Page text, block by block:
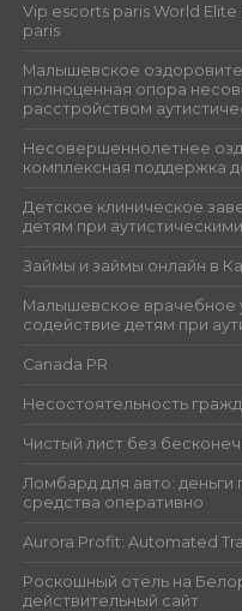
Vip escorts paris World
paris
Малышевское
полноценная опора
расстройством
Несовершеннолетнее
комплексная поддержка
Детское клиническое
детям при
Займы и займы онлайн в
Малышевское врачебное
содействие детям при
Canada PR
Несостоятельность
Чистый лист без
Ломбард для авто: деньги
средства оперативно
Aurora Profit: Automated
Роскошный отель на
действительный сайт